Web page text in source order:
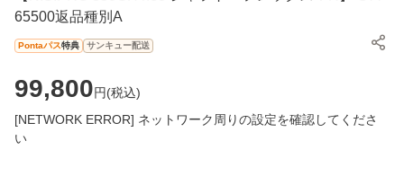
65500返品種別A
Pontaパス特典 サンキュー配送
99,800円(税込)
[NETWORK ERROR] ネットワーク周りの設定を確認してくださ
い